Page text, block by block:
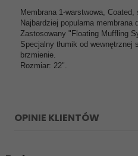
Membrana 1-warstwowa,
Najbardziej popularna membrana
Zastosowany "Floating Muffling
Specjalny tłumik od wewnętrznej
brzmienie.
Rozmiar: 22".
OPINIE KLIENTÓW